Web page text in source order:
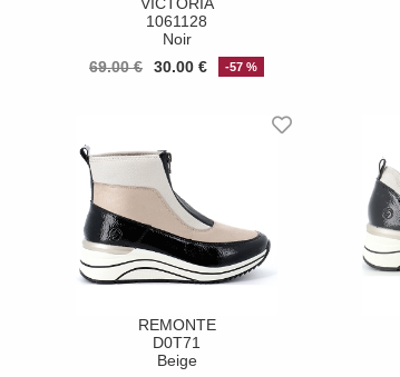
1061128
Noir
69.00 €
30.00 € -57 %
REMONTE
D0T71
Beige